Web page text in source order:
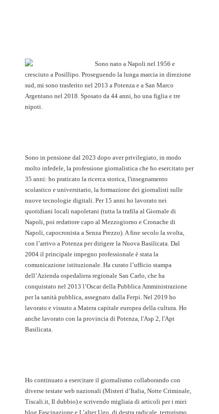
Sono nato a Napoli nel 1956 e
cresciuto a Posillipo. Proseguendo la lunga marcia in direzione
sud, mi sono trasferito nel 2013 a Potenza e a San Marco
Argentano nel 2018. Sposato da 44 anni, ho una figlia e tre
nipoti.
Sono in pensione dal 2023 dopo aver privilegiato, in modo
molto infedele, la professione giornalistica che ho esercitato per
35 anni: ho praticato la ricerca storica, l'insegnamento
scolastico e universitario, la formazione dei giornalisti sulle
nuove tecnologie digitali. Per 15 anni ho lavorato nei
quotidiani locali napoletani (tutta la trafila al Giornale di
Napoli, poi redattore capo al Mezzogiorno e Cronache di
Napoli, capocronista a Senza Prezzo). A fine secolo la svolta,
con l’arrivo a Potenza per dirigere la Nuova Basilicata. Dal
2004 il principale impegno professionale è stata la
comunicazione istituzionale. Ha curato l’ufficio stampa
dell’Azienda ospedaliera regionale San Carlo, che ha
conquistato nel 2013 l’Oscar della Pubblica Amministrazione
per la sanità pubblica, assegnato dalla Ferpi. Nel 2019 ho
lavorato e vissuto a Matera capitale europea della cultura. Ho
anche lavorato con la provincia di Potenza, l'Asp 2, l'Apt
Basilicata.
Ho continuato a esercitare il giornalismo collaborando con
diverse testate web nazionali (Misteri d’Italia, Notte Criminale,
Tiscali.it, Il dubbio) e scrivendo migliaia di articoli per i miei
blog Fascinazione e L’alter Ugo, di destra radicale, terrorismo